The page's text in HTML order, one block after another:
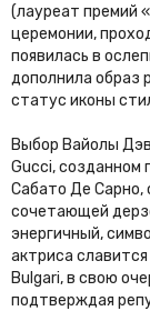
(лауреат премий
церемонии,
появилась в
дополнила образ
статус иконы
Выбор Вайолы
Gucci, созданном
Сабато Де Сарно,
сочетающей
энергичный,
актриса
Bulgari, в свою
подтверждая